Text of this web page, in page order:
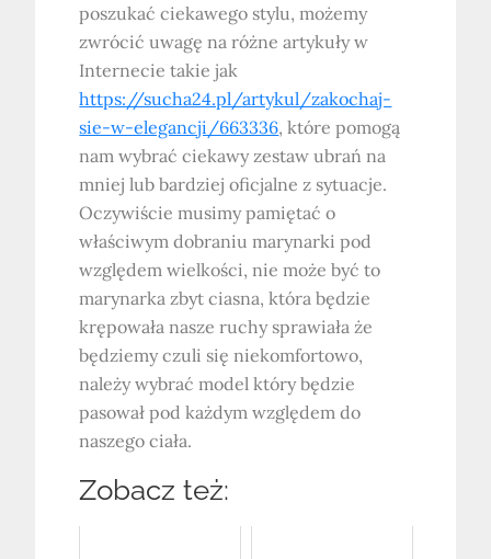
poszukać ciekawego stylu, możemy
zwrócić uwagę na różne artykuły w
Internecie takie jak
https://sucha24.pl/artykul/zakochaj-
sie-w-elegancji/663336, które pomogą
nam wybrać ciekawy zestaw ubrań na
mniej lub bardziej oficjalne z sytuacje.
Oczywiście musimy pamiętać o
właściwym dobraniu marynarki pod
względem wielkości, nie może być to
marynarka zbyt ciasna, która będzie
krępowała nasze ruchy sprawiała że
będziemy czuli się niekomfortowo,
należy wybrać model który będzie
pasował pod każdym względem do
naszego ciała.
Zobacz też: